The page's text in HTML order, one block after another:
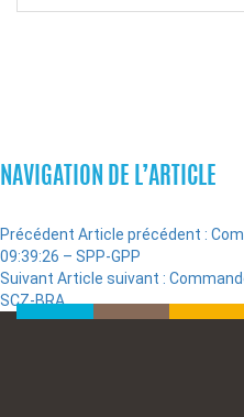
NAVIGATION DE L’ARTICLE
Précédent Article précédent :
09:39:26 – SPP-GPP
Suivant Article suivant :
SCZ-BRA